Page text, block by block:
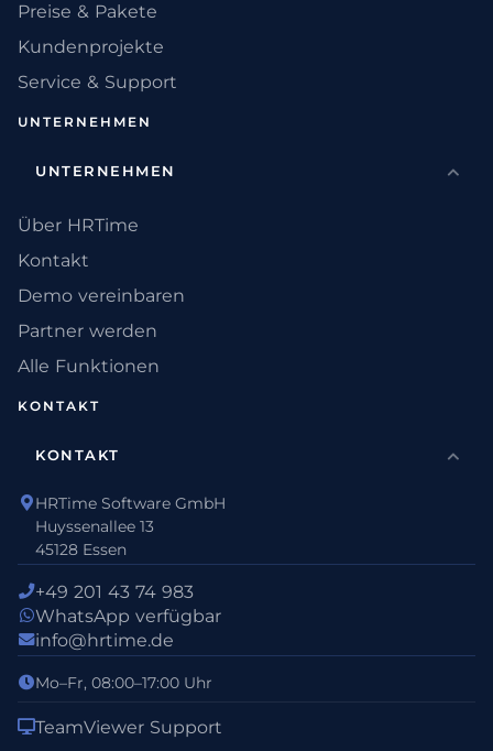
Preise & Pakete
Kundenprojekte
Service & Support
UNTERNEHMEN
UNTERNEHMEN
Über HRTime
Kontakt
Demo vereinbaren
Partner werden
Alle Funktionen
KONTAKT
KONTAKT
HRTime Software GmbH
Huyssenallee 13
45128 Essen
+49 201 43 74 983
WhatsApp verfügbar
info@hrtime.de
Mo–Fr, 08:00–17:00 Uhr
TeamViewer Support